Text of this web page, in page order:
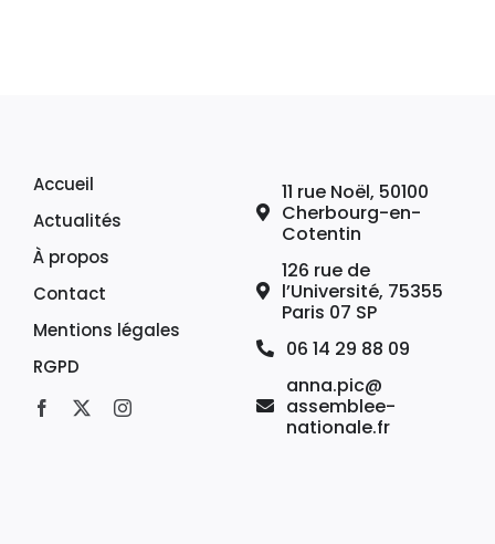
Accueil
Actualités
À propos
Contact
Mentions légales
RGPD
11 rue Noël, 50100
Cherbourg-en-
Cotentin
126 rue de
l’Université, 75355
Paris 07 SP
06 14 29 88 09
anna.pic@
assemblee-
nationale.fr